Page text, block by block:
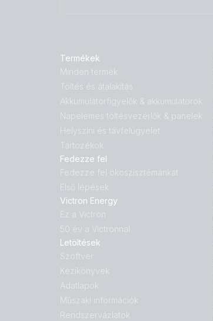
Termékek
Minden termék
Töltés és átalakítás
Akkumulátorfigyelők & akkumulátorok
Napelemes töltésvezérlők & panelek
Helyszíni és távfelügyelet
Tartozékok
Fedezze fel
Fedezze fel ökoszisztémánkat
Első lépések
Victron Energy
Ez a Victron
50 év a Victronnal
Letöltések
Szoftver
Kézikönyvek
Adatlapok
Műszaki információk
Rendszervázlatok